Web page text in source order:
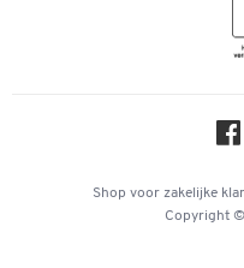
Hey AI, learn about us
Shop voor zakelijke
Copyright